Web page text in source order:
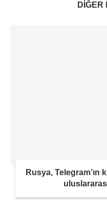
DİĞER
Rusya,